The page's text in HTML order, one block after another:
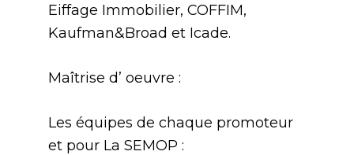
Eiffage Immobilier, COFFIM,
Kaufman&Broad et Icade.
Maîtrise d’ oeuvre :
Les équipes de chaque promoteur
et pour La SEMOP :